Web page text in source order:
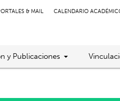
& MAIL CALENDARIO
y Publicaciones